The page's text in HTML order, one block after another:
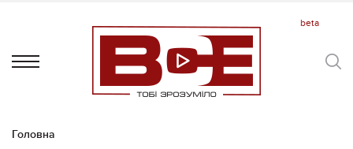
Головна